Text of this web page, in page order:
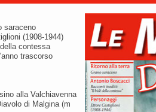
saraceno
(1908-1944)
contessa
trascorso
alla Valchiavenna
di Malgina (m